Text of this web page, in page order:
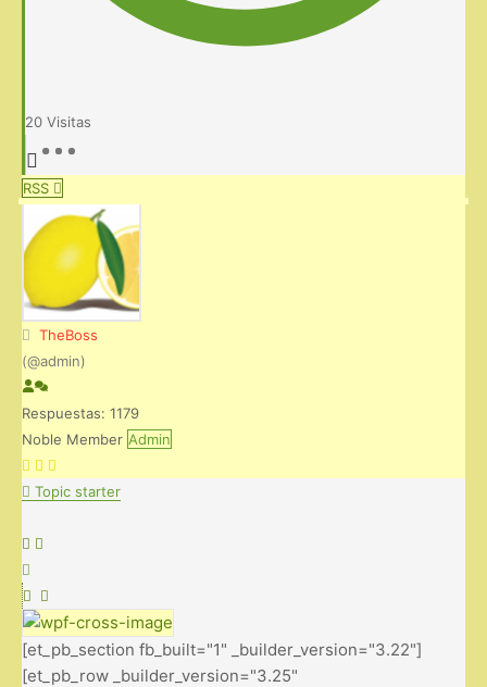
20 Visitas
RSS
TheBoss
(@admin)
Respuestas: 1179
Noble Member Admin
Topic starter
[et_pb_section fb_built="1" _builder_version="3.22"]
[et_pb_row _builder_version="3.25"